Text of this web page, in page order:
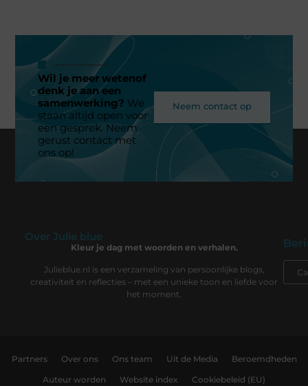
Wil je meer wetenof
denk je aan een
samenwerking? We
staan altijd open voor
een gesprek. Neem
gerust contact met
ons op!
Neem contact op
Over Julie blue
Kleur je dag met woorden en verhalen.
Julieblue.nl is een verzameling van persoonlijke blogs,
creativiteit en reflecties – met een unieke toon en liefde voor
het moment.
Partners Over ons Ons team Uit de Media Beroemdheden
Auteur worden Website index Cookiebeleid (EU)